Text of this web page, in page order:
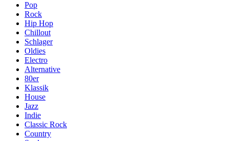
Pop
Rock
Hip Hop
Chillout
Schlager
Oldies
Electro
Alternative
80er
Klassik
House
Jazz
Indie
Classic Rock
Country